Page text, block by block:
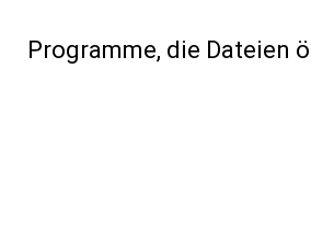
Programme, die Dateien